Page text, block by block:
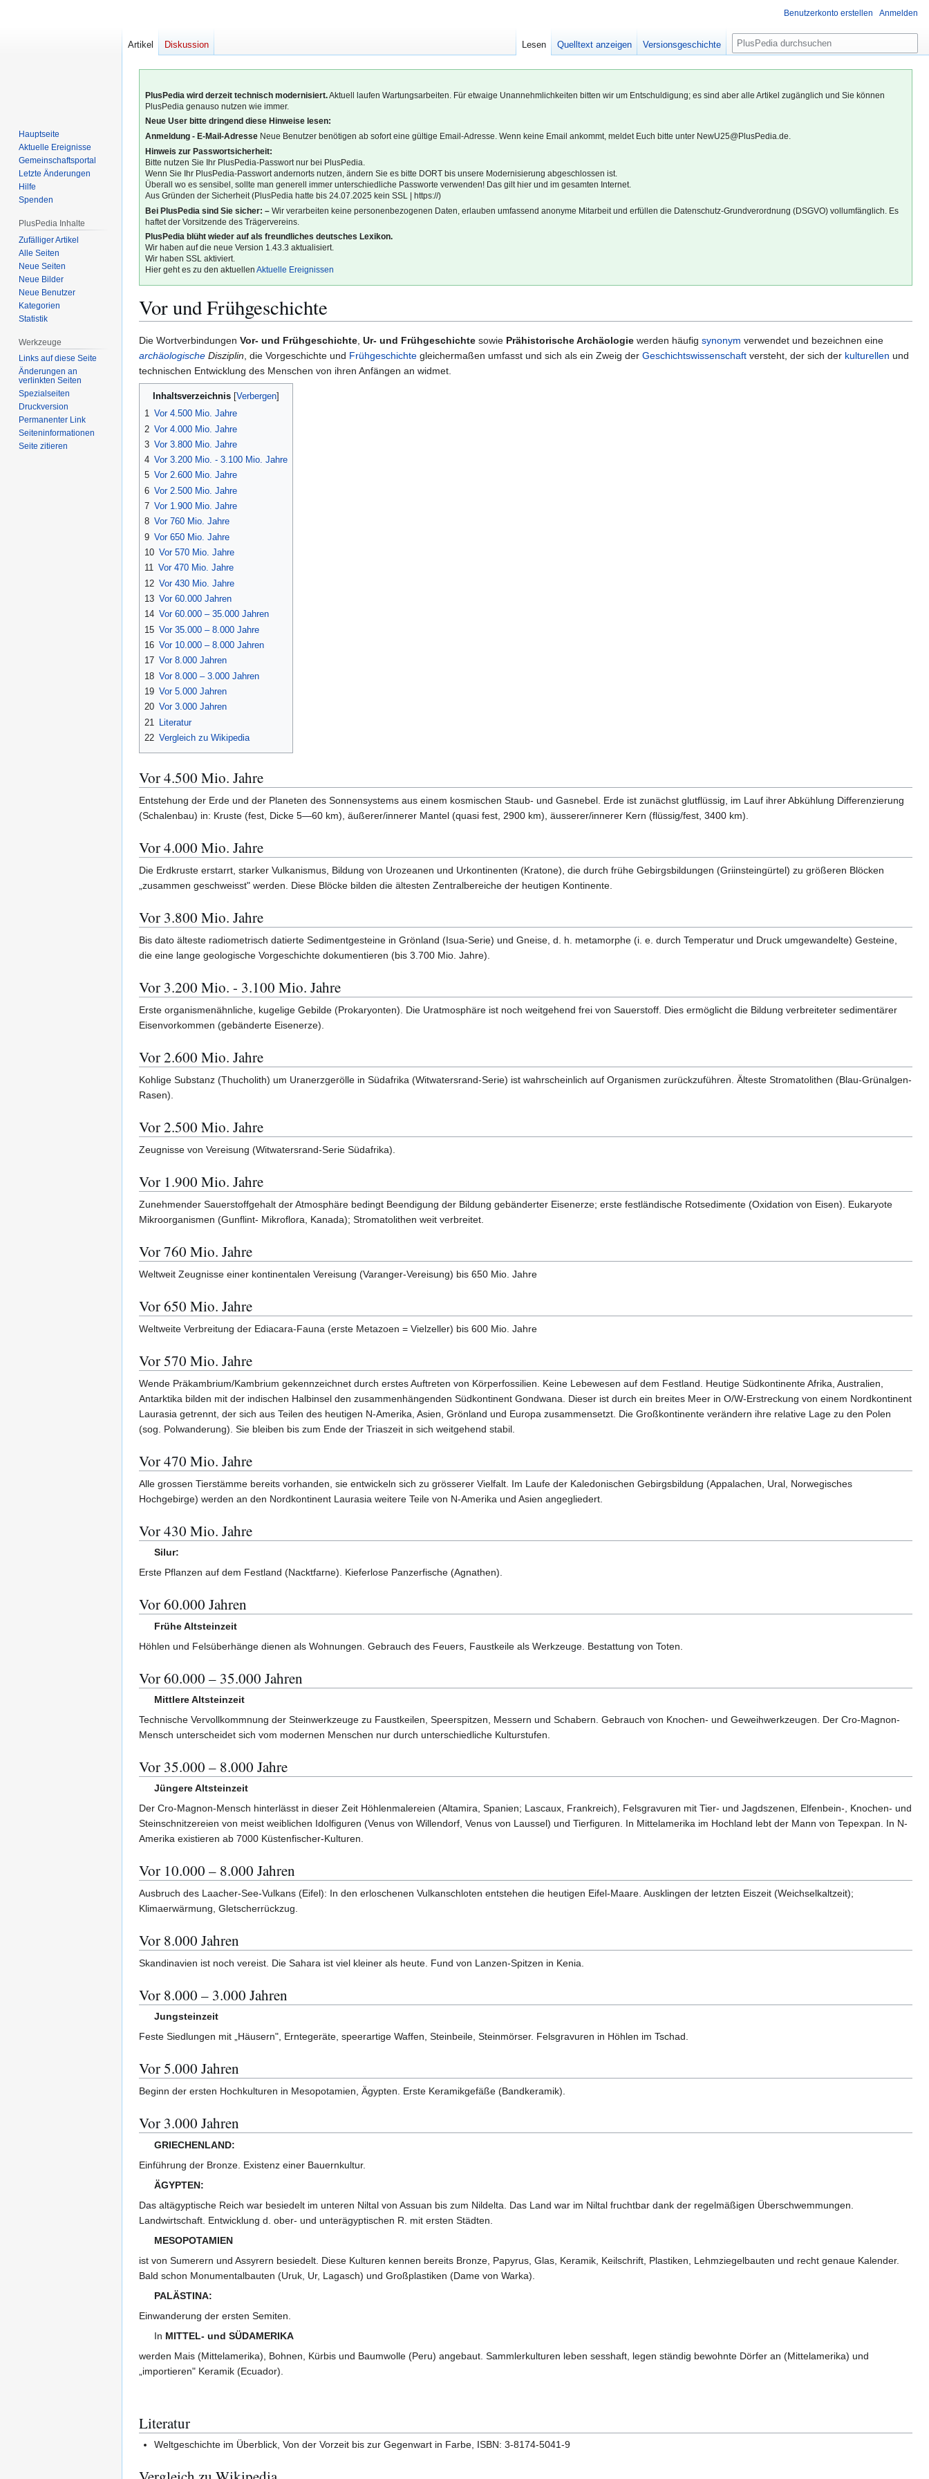
PlusPedia wird derzeit technisch modernisiert.Aktuell laufen Wartungsarbeiten. Für etwaige Unannehmlichkeiten bitten wir um Entschuldigung; es sind aber alle Artikel zugänglich und Sie können
PlusPedia genauso nutzen wie immer.
Neue User bitte dringend diese Hinweise lesen:
Anmeldung - E-Mail-Adresse Neue Benutzer benötigen ab sofort eine gültige Email-Adresse. Wenn keine Email ankommt, meldet Euch bitte unter NewU25@PlusPedia.de.
Hinweis zur Passwortsicherheit:
Bitte nutzen Sie Ihr PlusPedia-Passwort nur bei PlusPedia.
Wenn Sie Ihr PlusPedia-Passwort andernorts nutzen, ändern Sie es bitte DORT bis unsere Modernisierung abgeschlossen ist.
Überall wo es sensibel, sollte man generell immer unterschiedliche Passworte verwenden! Das gilt hier und im gesamten Internet.
Aus Gründen der Sicherheit (PlusPedia hatte bis 24.07.2025 kein SSL | https://)
Bei PlusPedia sind Sie sicher: – Wir verarbeiten keine personenbezogenen Daten, erlauben umfassend anonyme Mitarbeit und erfüllen die Datenschutz-Grundverordnung (DSGVO) vollumfänglich. Es
haftet der Vorsitzende des Trägervereins.
PlusPedia blüht wieder auf als freundliches deutsches Lexikon.
Wir haben auf die neue Version 1.43.3 aktualisiert.
Wir haben SSL aktiviert.
Hier geht es zu den aktuellenAktuelle Ereignissen
Vor und Frühgeschichte
Zur
Navigation
springen
Zur
Suche
springen
Die Wortverbindungen Vor- und Frühgeschichte Ur- und Frühgeschichte sowie Prähistorische Archäologie werden häufig synonym verwendet und bezeichnen eine
archäologische Disziplin , die Vorgeschichte und Frühgeschichte gleichermaßen umfasst und sich als ein Zweig der Geschichtswissenschaft versteht, der sich der kulturellen und
technischen Entwicklung des Menschen von ihren Anfängen an widmet.
Inhaltsverzeichnis
1 Vor 4.500 Mio. Jahre
2 Vor 4.000 Mio. Jahre
3 Vor 3.800 Mio. Jahre
4 Vor 3.200 Mio. - 3.100 Mio. Jahre
5 Vor 2.600 Mio. Jahre
6 Vor 2.500 Mio. Jahre
7 Vor 1.900 Mio. Jahre
8 Vor 760 Mio. Jahre
9 Vor 650 Mio. Jahre
10 Vor 570 Mio. Jahre
11 Vor 470 Mio. Jahre
12 Vor 430 Mio. Jahre
13 Vor 60.000 Jahren
14 Vor 60.000 – 35.000 Jahren
15 Vor 35.000 – 8.000 Jahre
16 Vor 10.000 – 8.000 Jahren
17 Vor 8.000 Jahren
18 Vor 8.000 – 3.000 Jahren
19 Vor 5.000 Jahren
20 Vor 3.000 Jahren
21
Literatur
22 Vergleich zu Wikipedia
Vor 4.500 Mio. Jahre
Entstehung der Erde und der Planeten des Sonnensystems aus einem kosmischen Staub- und Gasnebel. Erde ist zunächst glutflüssig, im Lauf ihrer Abkühlung Differenzierung
(Schalenbau) in: Kruste (fest, Dicke 5—60 km), äußerer/innerer Mantel (quasi fest, 2900 km), äusserer/innerer Kern (flüssig/fest, 3400 km).
Vor 4.000 Mio. Jahre
Die Erdkruste erstarrt, starker Vulkanismus, Bildung von Urozeanen und Urkontinenten (Kratone), die durch frühe Gebirgsbildungen (Griinsteingürtel) zu größeren Blöcken
„zusammen geschweisst" werden. Diese Blöcke bilden die ältesten Zentralbereiche der heutigen Kontinente.
Vor 3.800 Mio. Jahre
Bis dato älteste radiometrisch datierte Sedimentgesteine in Grönland (Isua-Serie) und Gneise, d. h. metamorphe (i. e. durch Temperatur und Druck umgewandelte) Gesteine,
die eine lange geologische Vorgeschichte dokumentieren (bis 3.700 Mio. Jahre).
Vor 3.200 Mio. - 3.100 Mio. Jahre
Erste organismenähnliche, kugelige Gebilde (Prokaryonten). Die Uratmosphäre ist noch weitgehend frei von Sauerstoff. Dies ermöglicht die Bildung verbreiteter sedimentärer
Eisenvorkommen (gebänderte Eisenerze).
Vor 2.600 Mio. Jahre
Kohlige Substanz (Thucholith) um Uranerzgerölle in Südafrika (Witwatersrand-Serie) ist wahrscheinlich auf Organismen zurückzuführen. Älteste Stromatolithen (Blau-Grünalgen-
Rasen).
Vor 2.500 Mio. Jahre
Zeugnisse von Vereisung (Witwatersrand-Serie Südafrika).
Vor 1.900 Mio. Jahre
Zunehmender Sauerstoffgehalt der Atmosphäre bedingt Beendigung der Bildung gebänderter Eisenerze; erste festländische Rotsedimente (Oxidation von Eisen). Eukaryote
Mikroorganismen (Gunflint- Mikroflora, Kanada); Stromatolithen weit verbreitet.
Vor 760 Mio. Jahre
Weltweit Zeugnisse einer kontinentalen Vereisung (Varanger-Vereisung) bis 650 Mio. Jahre
Vor 650 Mio. Jahre
Weltweite Verbreitung der Ediacara-Fauna (erste Metazoen = Vielzeller) bis 600 Mio. Jahre
Vor 570 Mio. Jahre
Wende Präkambrium/Kambrium gekennzeichnet durch erstes Auftreten von Körperfossilien. Keine Lebewesen auf dem Festland. Heutige Südkontinente Afrika, Australien,
Antarktika bilden mit der indischen Halbinsel den zusammenhängenden Südkontinent Gondwana. Dieser ist durch ein breites Meer in O/W-Erstreckung von einem Nordkontinent
Laurasia getrennt, der sich aus Teilen des heutigen N-Amerika, Asien, Grönland und Europa zusammensetzt. Die Großkontinente verändern ihre relative Lage zu den Polen
(sog. Polwanderung). Sie bleiben bis zum Ende der Triaszeit in sich weitgehend stabil.
Vor 470 Mio. Jahre
Alle grossen Tierstämme bereits vorhanden, sie entwickeln sich zu grösserer Vielfalt. Im Laufe der Kaledonischen Gebirgsbildung (Appalachen, Ural, Norwegisches
Hochgebirge) werden an den Nordkontinent Laurasia weitere Teile von N-Amerika und Asien angegliedert.
Vor 430 Mio. Jahre
Silur:
Erste Pflanzen auf dem Festland (Nacktfarne). Kieferlose Panzerfische (Agnathen).
Vor 60.000 Jahren
Frühe Altsteinzeit
Höhlen und Felsüberhänge dienen als Wohnungen. Gebrauch des Feuers, Faustkeile als Werkzeuge. Bestattung von Toten.
Vor 60.000 – 35.000 Jahren
Mittlere Altsteinzeit
Technische Vervollkommnung der Steinwerkzeuge zu Faustkeilen, Speerspitzen, Messern und Schabern. Gebrauch von Knochen- und Geweihwerkzeugen. Der Cro-Magnon-
Mensch unterscheidet sich vom modernen Menschen nur durch unterschiedliche Kulturstufen.
Vor 35.000 – 8.000 Jahre
Jüngere Altsteinzeit
Der Cro-Magnon-Mensch hinterlässt in dieser Zeit Höhlenmalereien (Altamira, Spanien; Lascaux, Frankreich), Felsgravuren mit Tier- und Jagdszenen, Elfenbein-, Knochen- und
Steinschnitzereien von meist weiblichen Idolfiguren (Venus von Willendorf, Venus von Laussel) und Tierfiguren. In Mittelamerika im Hochland lebt der Mann von Tepexpan. In N-
Amerika existieren ab 7000 Küstenfischer-Kulturen.
Vor 10.000 – 8.000 Jahren
Ausbruch des Laacher-See-Vulkans (Eifel): In den erloschenen Vulkanschloten entstehen die heutigen Eifel-Maare. Ausklingen der letzten Eiszeit (Weichselkaltzeit);
Klimaerwärmung, Gletscherrückzug.
Vor 8.000 Jahren
Skandinavien ist noch vereist. Die Sahara ist viel kleiner als heute. Fund von Lanzen-Spitzen in Kenia.
Vor 8.000 – 3.000 Jahren
Jungsteinzeit
Feste Siedlungen mit „Häusern", Erntegeräte, speerartige Waffen, Steinbeile, Steinmörser. Felsgravuren in Höhlen im Tschad.
Vor 5.000 Jahren
Beginn der ersten Hochkulturen in Mesopotamien, Ägypten. Erste Keramikgefäße (Bandkeramik).
Vor 3.000 Jahren
GRIECHENLAND:
Einführung der Bronze. Existenz einer Bauernkultur.
ÄGYPTEN:
Das altägyptische Reich war besiedelt im unteren Niltal von Assuan bis zum Nildelta. Das Land war im Niltal fruchtbar dank der regelmäßigen Überschwemmungen.
Landwirtschaft. Entwicklung d. ober- und unterägyptischen R. mit ersten Städten.
MESOPOTAMIEN
ist von Sumerern und Assyrern besiedelt. Diese Kulturen kennen bereits Bronze, Papyrus, Glas, Keramik, Keilschrift, Plastiken, Lehmziegelbauten und recht genaue Kalender.
Bald schon Monumentalbauten (Uruk, Ur, Lagasch) und Großplastiken (Dame von Warka).
PALÄSTINA:
Einwanderung der ersten Semiten.
In MITTEL- und SÜDAMERIKA
werden Mais (Mittelamerika), Bohnen, Kürbis und Baumwolle (Peru) angebaut. Sammlerkulturen leben sesshaft, legen ständig bewohnte Dörfer an (Mittelamerika) und
„importieren" Keramik (Ecuador).
Literatur
Weltgeschichte im Überblick, Von der Vorzeit bis zur Gegenwart in Farbe, ISBN: 3-8174-5041-9
Benutzerkonto erstellen Anmelden
Artikel Diskussion Lesen Quelltext anzeigen Versionsgeschichte
S
u
c
e
Hauptseite
Aktuelle Ereignisse
Gemeinschafts­portal
Letzte Änderungen
Hilfe
Spenden
PlusPedia Inhalte
Zufälliger Artikel
Alle Seiten
Neue Seiten
Neue Bilder
Neue Benutzer
Kategorien
Statistik
Werkzeuge
Links auf diese Seite
Änderungen an
verlinkten Seiten
Spezialseiten
Druckversion
Permanenter Link
Seiten­­informationen
Seite zitieren